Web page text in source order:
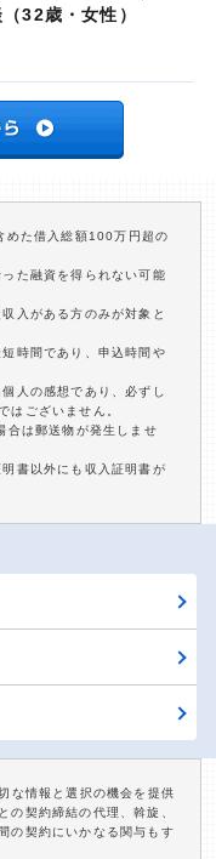
32歳・女性）
めた借入総額100万円超の
た融資を得られない可能
入がある方のみが対象と
時間であり、申込時間や
人の感想であり、必ずし
はございません。
合は郵送物が発生しませ
書以外にも収入証明書が
な情報と選択の機会を提供
の契約締結の代理、斡旋、
の契約にいかなる関与もす